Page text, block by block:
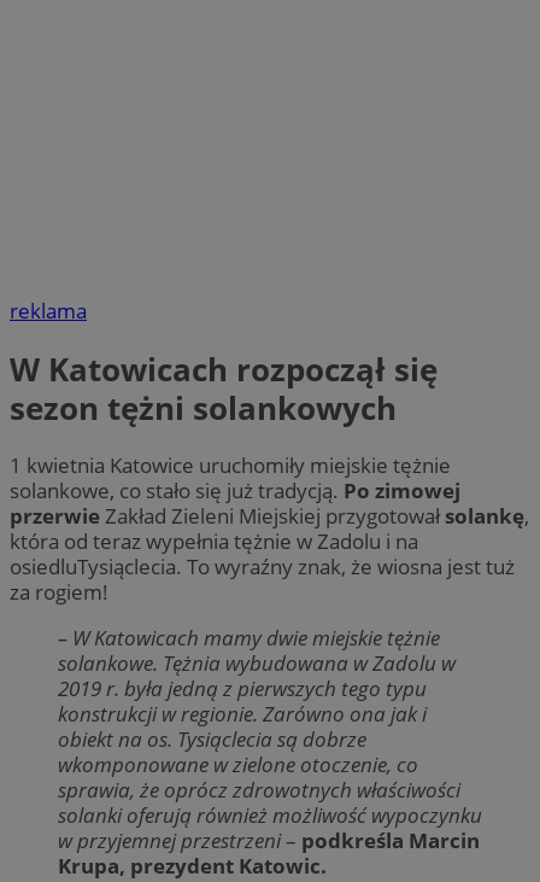
reklama
W Katowicach rozpoczął się
sezon tężni solankowych
1 kwietnia Katowice uruchomiły miejskie tężnie
solankowe, co stało się już tradycją. Po zimowej
przerwieZakład Zieleni Miejskiej przygotowałsolankę,
która od teraz wypełnia tężnie w Zadolu i na
osiedluTysiąclecia. To wyraźny znak, że wiosna jest tuż
za rogiem!
– W Katowicach mamy dwie miejskie tężnie
solankowe. Tężnia wybudowana w Zadolu w
2019 r. była jedną z pierwszych tego typu
konstrukcji w regionie. Zarówno ona jak i
obiekt na os. Tysiąclecia są dobrze
wkomponowane w zielone otoczenie, co
sprawia, że oprócz zdrowotnych właściwości
solanki oferują również możliwość wypoczynku
w przyjemnej przestrzeni– podkreśla Marcin
Krupa, prezydent Katowic.